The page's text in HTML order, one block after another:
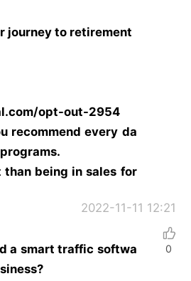
journey to retirement
opt-out-2954
recommend every da
being in sales for
2022-11-11 12:21
a smart traffic softwa
0